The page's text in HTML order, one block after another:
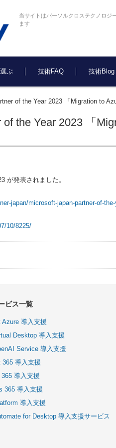
当サイトはパーソルクロステクノロジ
ます
ぶ 技術FAQ 技術Blog
of the Year 2023 「Migration to
the Year 2023 「
が発表されました。
japan/microsoft-japan-partner-of-
10/8225/
ビス一覧
Azure 導入支援
Desktop 導入支援
Service 導入支援
365 導入支援
導入支援
365 導入支援
導入支援
for Desktop 導入支援サービス